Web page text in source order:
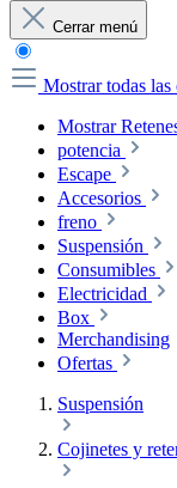
Cerrar menú
Mostrar todas las
Mostrar
potencia
Escape
Accesorios
freno
Suspensión
Consumibles
Electricidad
Box
Merchandising
Ofertas
Suspensión
Cojinetes y